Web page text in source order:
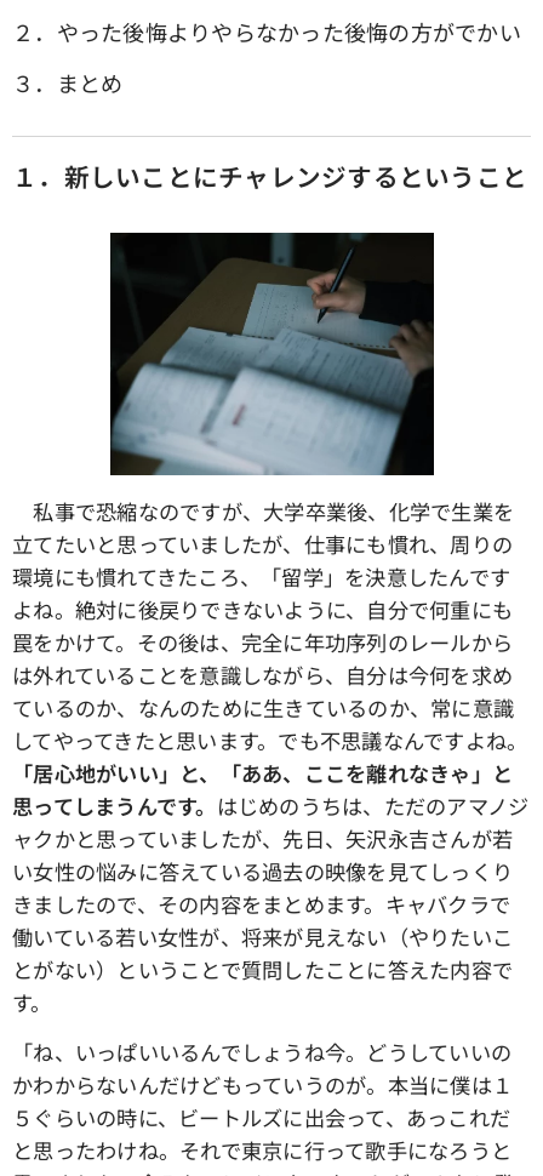
２．やった後悔よりやらなかった後悔の方がでかい
３．まとめ
１．新しいことにチャレンジするということ
私事で恐縮なのですが、大学卒業後、化学で生業を
立てたいと思っていましたが、仕事にも慣れ、周りの
環境にも慣れてきたころ、「留学」を決意したんです
よね。絶対に後戻りできないように、自分で何重にも
罠をかけて。その後は、完全に年功序列のレールから
は外れていることを意識しながら、自分は今何を求め
ているのか、なんのために生きているのか、常に意識
してやってきたと思います。でも不思議なんですよね。
「居心地がいい」と、「ああ、ここを離れなきゃ」と
思ってしまうんです。 はじめのうちは、ただのアマノジ
ャクかと思っていましたが、先日、矢沢永吉さんが若
い女性の悩みに答えている過去の映像を見てしっくり
きましたので、その内容をまとめます。キャバクラで
働いている若い女性が、将来が見えない（やりたいこ
とがない）ということで質問したことに答えた内容で
す。
「ね、いっぱいいるんでしょうね今。どうしていいの
かわからないんだけどもっていうのが。本当に僕は１
５ぐらいの時に、ビートルズに出会って、あっこれだ
と思ったわけね。それで東京に行って歌手になろうと